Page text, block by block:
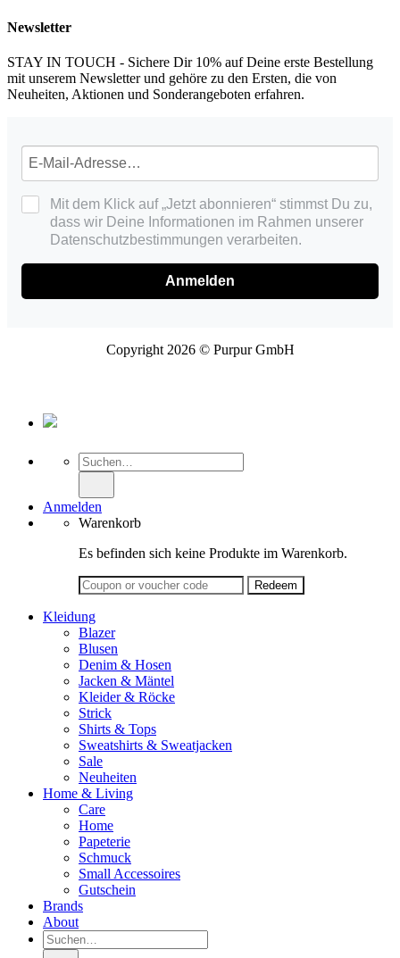
Newsletter
STAY IN TOUCH - Sichere Dir 10% auf Deine erste Bestellung
mit unserem Newsletter und gehöre zu den Ersten, die von
Neuheiten, Aktionen und Sonderangeboten erfahren.
Mit dem Klick auf „Jetzt abonnieren“ stimmst Du zu,
dass wir Deine Informationen im Rahmen unserer
Datenschutzbestimmungen verarbeiten.
Anmelden
Copyright 2026 © Purpur GmbH
Suche
nach:
Anmelden
Warenkorb
Es befinden sich keine Produkte im Warenkorb.
Kleidung
Blazer
Blusen
Denim & Hosen
Jacken & Mäntel
Kleider & Röcke
Strick
Shirts & Tops
Sweatshirts & Sweatjacken
Sale
Neuheiten
Home & Living
Care
Home
Papeterie
Schmuck
Small Accessoires
Gutschein
Brands
About
Suche
nach: